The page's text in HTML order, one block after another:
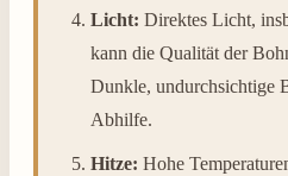
Licht: Direktes Licht,
kann die Qualität der
Dunkle, undurchsichtige
Abhilfe.
Hitze: Hohe